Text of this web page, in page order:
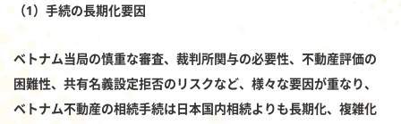
（1）手続の長期化要因
ベトナム当局の慎重な審査、裁判所関与の必要性、不動産評価の
困難性、共有名義設定拒否のリスクなど、様々な要因が重なり、
ベトナム不動産の相続手続は日本国内相続よりも長期化、複雑化